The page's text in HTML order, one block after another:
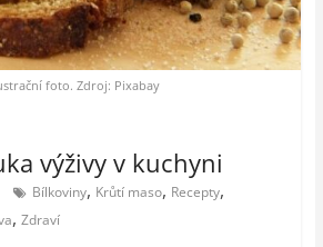
foto. Zdroj: Pixabay
výživy v kuchyni
Bílkoviny, Krůtí maso, Recepty,
, Zdraví